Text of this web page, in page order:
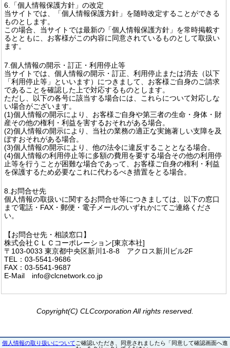
6.「個人情報保護方針」の改定
当サイトでは、「個人情報保護方針」を随時改定することができる
ものとします。
この場合、当サイトでは最新の「個人情報保護方針」を常時掲載す
るとともに、お客様がこの内容に同意されているものとして取扱い
ます。
7.個人情報の開示・訂正・利用停止等
当サイトでは、個人情報の開示・訂正、利用停止または消去（以下
「利用停止等」といいます）につきまして、お客様ご自身のご請求
であることを確認した上で対応するものとします。
ただし、以下の各号に該当する場合には、これらについて対応しな
い場合がございます。
(1)個人情報の開示により、お客様ご自身や第三者の生命・身体・財
産その他の権利・利益を害するおそれがある場合。
(2)個人情報の開示により、当社の業務の適正な実施著しい支障を及
ぼすおそれがある場合。
(3)個人情報の開示により、他の法令に違反することとなる場合。
(4)個人情報の利用停止等に多額の費用を要する場合その他の利用停
止等を行うことが困難な場合であって、お客様ご自身の権利・利益
を保護するため必要なこれに代わるべき措置をとる場合。
8.お問合せ先
個人情報の取扱いに関するお問合せ等につきましては、以下の窓口
まで電話・FAX・郵便・電子メールのいずれかにてご連絡くださ
い。
【お問合せ先・相談窓口】
株式会社ＣＬＣコーポレーション[東京本社]
〒103-0033 東京都中央区新川1-8-8 アクロス新川ビル2F
TEL：03-5541-9686
FAX：03-5541-9687
E-Mail info@clcnetwork.co.jp
Copyright(C) CLCcorporation All rights reserved.
個人情報の取り扱いについて ご確認いただき、同意されましたら「同意して確認画面へ進